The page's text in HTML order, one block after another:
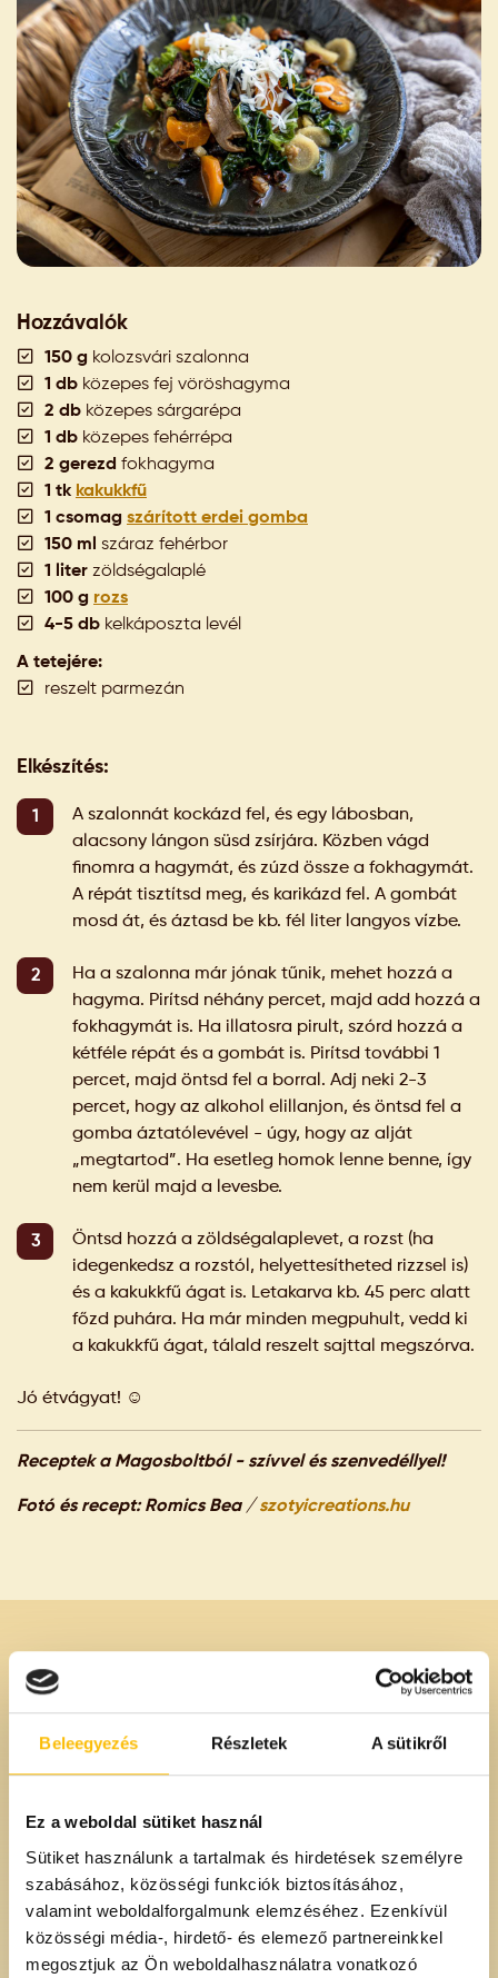
Beleegyezés Részletek A sütikről
Ez a weboldal sütiket használ
Sütiket használunk a tartalmak és hirdetések személyre
szabásához, közösségi funkciók biztosításához,
valamint weboldalforgalmunk elemzéséhez. Ezenkívül
közösségi média-, hirdető- és elemező partnereinkkel
megosztjuk az Ön weboldalhasználatra vonatkozó
Hozzávalók
150 g kolozsvári szalonna
1 db közepes fej vöröshagyma
2 db közepes sárgarépa
1 db közepes fehérrépa
2 gerezd fokhagyma
1 tk kakukkfű
1 csomag szárított erdei gomba
150 ml száraz fehérbor
1 liter zöldségalaplé
100 g rozs
4-5 db kelkáposzta levél
A tetejére:
reszelt parmezán
Elkészítés:
A szalonnát kockázd fel, és egy lábosban,
alacsony lángon süsd zsírjára. Közben vágd
finomra a hagymát, és zúzd össze a fokhagymát.
A répát tisztítsd meg, és karikázd fel. A gombát
mosd át, és áztasd be kb. fél liter langyos vízbe.
Ha a szalonna már jónak tűnik, mehet hozzá a
hagyma. Pirítsd néhány percet, majd add hozzá a
fokhagymát is. Ha illatosra pirult, szórd hozzá a
kétféle répát és a gombát is. Pirítsd további 1
percet, majd öntsd fel a borral. Adj neki 2-3
percet, hogy az alkohol elillanjon, és öntsd fel a
gomba áztatólevével - úgy, hogy az alját
„megtartod”. Ha esetleg homok lenne benne, így
nem kerül majd a levesbe.
Öntsd hozzá a zöldségalaplevet, a rozst (ha
idegenkedsz a rozstól, helyettesítheted rizzsel is)
és a kakukkfű ágat is. Letakarva kb. 45 perc alatt
főzd puhára. Ha már minden megpuhult, vedd ki
a kakukkfű ágat, tálald reszelt sajttal megszórva.
Jó étvágyat! ☺️
Receptek a Magosboltból - szívvel és szenvedéllyel!
Fotó és recept: Romics Bea / szotyicreations.hu
Ajánlott
Termékeink